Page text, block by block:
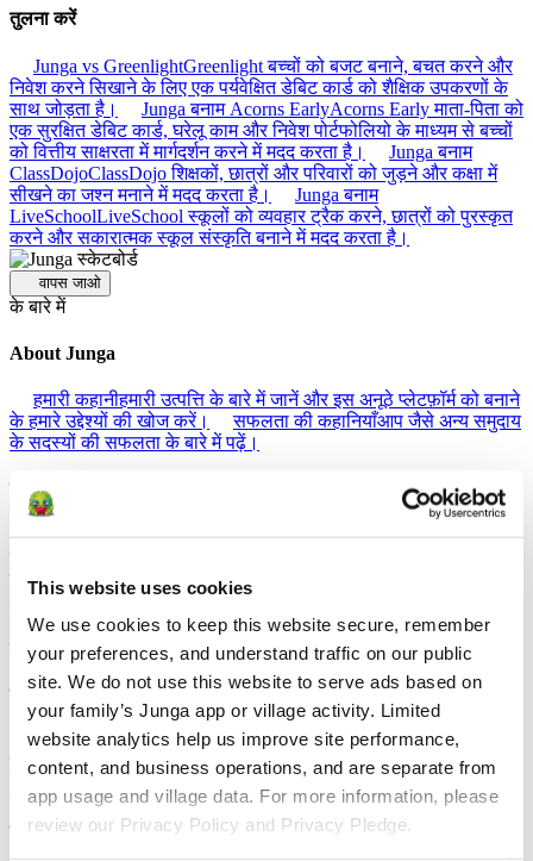
This website uses cookies
We use cookies to keep this website secure, remember
your preferences, and understand traffic on our public
site. We do not use this website to serve ads based on
your family’s Junga app or village activity. Limited
website analytics help us improve site performance,
content, and business operations, and are separate from
app usage and village data. For more information, please
review our Privacy Policy and Privacy Pledge.
तुलना करें
Junga vs GreenlightGreenlight बच्चों को बजट बनाने, बचत करने और
निवेश करने सिखाने के लिए एक पर्यवेक्षित डेबिट कार्ड को शैक्षिक उपकरणों के
साथ जोड़ता है।
Junga बनाम Acorns EarlyAcorns Early माता-पिता को
एक सुरक्षित डेबिट कार्ड, घरेलू काम और निवेश पोर्टफोलियो के माध्यम से बच्चों
को वित्तीय साक्षरता में मार्गदर्शन करने में मदद करता है।
Junga बनाम
ClassDojoClassDojo शिक्षकों, छात्रों और परिवारों को जुड़ने और कक्षा में
सीखने का जश्न मनाने में मदद करता है।
Junga बनाम
LiveSchoolLiveSchool स्कूलों को व्यवहार ट्रैक करने, छात्रों को पुरस्कृत
करने और सकारात्मक स्कूल संस्कृति बनाने में मदद करता है।
वापस जाओ
के बारे में
About Junga
हमारी कहानीहमारी उत्पत्ति के बारे में जानें और इस अनूठे प्लेटफ़ॉर्म को बनाने
के हमारे उद्देश्यों की खोज करें।
सफलता की कहानियाँआप जैसे अन्य समुदाय
के सदस्यों की सफलता के बारे में पढ़ें।
हमारा समुदाय
जुंगा के साथ सेल्फीअपने समुदाय के साथ साझा करने के लिए Junga के
बनाता है, इसके बारे में और जानें।
वापस जाओ
मदद
खोजें
ज्ञान आधारअपने अनुभव से अधिकतम लाभ उठाने का तरीका जानें।
कनेक्टआइए उन तरीकों पर चर्चा करें जिनसे आप Junga का उपयोग करके
अपनी दिन-प्रतिदिन की दिनचर्या को बेहतर बना सकते हैं।
संसाधन